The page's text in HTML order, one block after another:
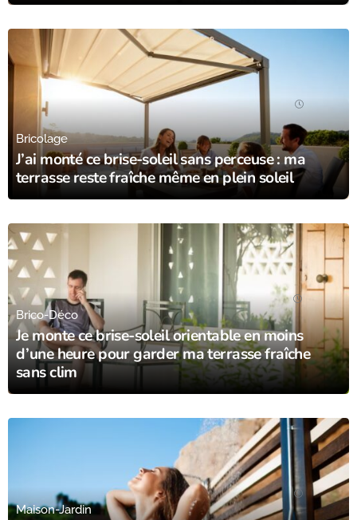
J’ai monté ce brise-soleil sans perceuse : ma
terrasse reste fraîche même en plein soleil
Bricolage
Je monte ce brise-soleil orientable en moins
d’une heure pour garder ma terrasse fraîche
sans clim
Brico-Déco
16/06/25
Maison-Jardin
15/06/25